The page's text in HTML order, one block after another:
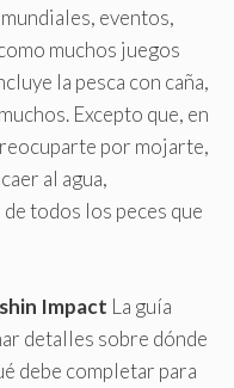
eventos,
muchos juegos
la pesca con caña,
Excepto que, en
por mojarte,
al agua,
todos los peces que
Impact La guía
detalles sobre dónde
debe completar para